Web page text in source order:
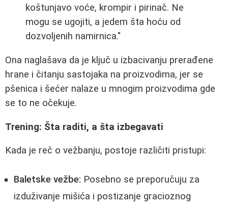
koštunjavo voće, krompir i pirinač. Ne
mogu se ugojiti, a jedem šta hoću od
dozvoljenih namirnica."
Ona naglašava da je ključ u izbacivanju prerađene
hrane i čitanju sastojaka na proizvodima, jer se
pšenica i šećer nalaze u mnogim proizvodima gde
se to ne očekuje.
Trening: Šta raditi, a šta izbegavati
Kada je reč o vežbanju, postoje različiti pristupi:
Baletske vežbe: Posebno se preporučuju za
izduživanje mišića i postizanje gracioznog